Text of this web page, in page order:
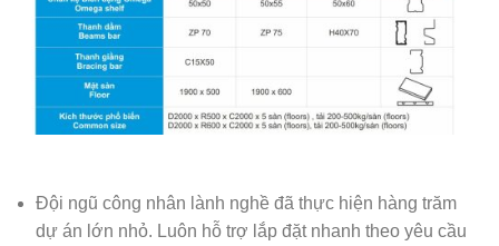
Đội ngũ công nhân lành nghề đã thực hiện hàng trăm
dự án lớn nhỏ. Luôn hỗ trợ lắp đặt nhanh theo yêu cầu